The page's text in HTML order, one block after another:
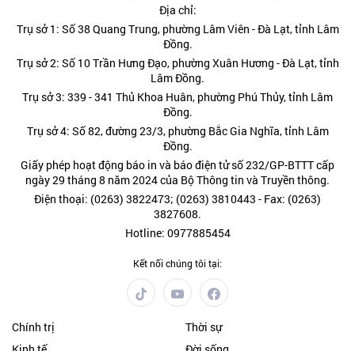
Địa chỉ:
Trụ sở 1: Số 38 Quang Trung, phường Lâm Viên - Đà Lạt, tỉnh Lâm
Đồng.
Trụ sở 2: Số 10 Trần Hưng Đạo, phường Xuân Hương - Đà Lạt, tỉnh
Lâm Đồng.
Trụ sở 3: 339 - 341 Thủ Khoa Huân, phường Phú Thủy, tỉnh Lâm
Đồng.
Trụ sở 4: Số 82, đường 23/3, phường Bắc Gia Nghĩa, tỉnh Lâm
Đồng.
Giấy phép hoạt động báo in và báo điện tử số 232/GP-BTTT cấp
ngày 29 tháng 8 năm 2024 của Bộ Thông tin và Truyền thông.
Điện thoại: (0263) 3822473; (0263) 3810443 - Fax: (0263)
3827608.
Hotline: 0977885454
Kết nối chúng tôi tại:
Chính trị
Thời sự